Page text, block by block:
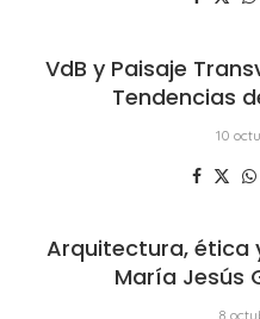
VdB y Paisaje
Tendencias
10
Arquitectura, ética
María Jesús
8